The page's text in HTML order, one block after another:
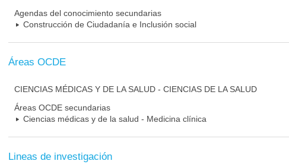
Agendas del conocimiento secundarias
Construcción de Ciudadanía e Inclusión social
Áreas OCDE
CIENCIAS MÉDICAS Y DE LA SALUD - CIENCIAS DE LA SALUD
Áreas OCDE secundarias
Ciencias médicas y de la salud - Medicina clínica
Lineas de investigación